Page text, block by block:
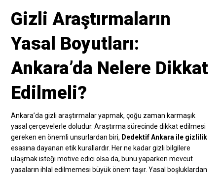
Gizli Araştırmaların
Yasal Boyutları:
Ankara’da Nelere Dikkat
Edilmeli?
Ankara’da gizli araştırmalar yapmak, çoğu zaman karmaşık
yasal çerçevelerle doludur. Araştırma sürecinde dikkat edilmesi
gereken en önemli unsurlardan biri, Dedektif Ankara ile gizlilik
esasına dayanan etik kurallardır. Her ne kadar gizli bilgilere
ulaşmak isteği motive edici olsa da, bunu yaparken mevcut
yasaların ihlal edilmemesi büyük önem taşır. Yasal boşluklardan